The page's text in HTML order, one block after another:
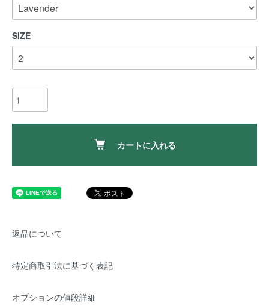
SIZE
カートに入れる
返品について
特定商取引法に基づく表記
オプションの値段詳細